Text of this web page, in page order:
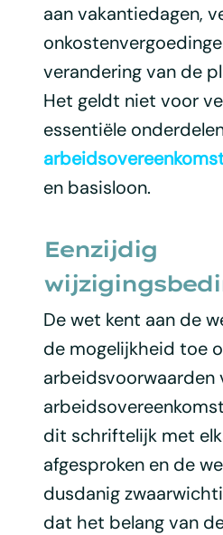
aan vakantiedagen,
verandering van de
Het geldt niet voor
essentiële
en basisloon.
Eenzijdig
De wet kent aan de
de mogelijkheid toe
arbeidsvoorwaarden
dit schriftelijk met
afgesproken en de
dusdanig
dat het belang van